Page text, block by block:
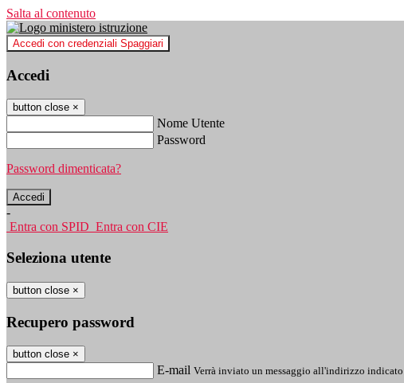
Salta al contenuto
Accedi con credenziali Spaggiari
Accedi
button close ×
Nome Utente
Password
Password dimenticata?
-
Entra con SPID Entra con CIE
Seleziona utente
button close ×
Recupero password
button close ×
E-mail Verrà inviato un messaggio all'indirizzo